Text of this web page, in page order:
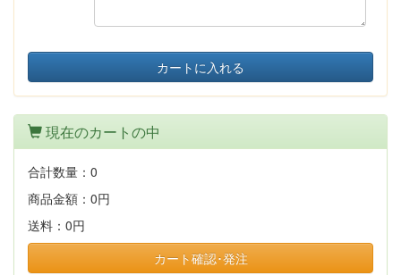
カートに入れる
現在のカートの中
合計数量： 0
商品金額： 0円
送料： 0円
カート確認･発注